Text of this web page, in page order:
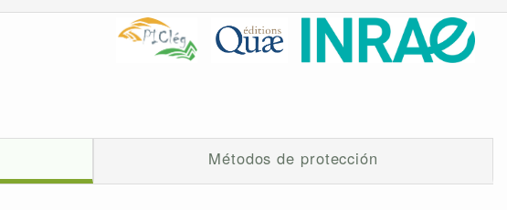
Métodos de protección